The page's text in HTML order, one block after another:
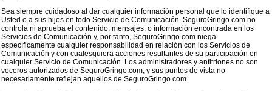
Sea siempre cuidadoso al dar cualquier información personal que lo identifique a
Usted o a sus hijos en todo Servicio de Comunicación. SeguroGringo.com no
controla ni aprueba el contenido, mensajes, o información encontrada en los
Servicios de Comunicación y, por tanto, SeguroGringo.com niega
específicamente cualquier responsabilidad en relación con los Servicios de
Comunicación y con cualesquiera acciones resultantes de su participación en
cualquier Servicio de Comunicación. Los administradores y anfitriones no son
voceros autorizados de SeguroGringo.com, y sus puntos de vista no
necesariamente reflejan aquellos de SeguroGringo.com.